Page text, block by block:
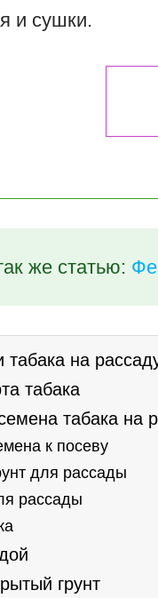
и сушки.
же статью:
табака на
табака
табака на
к посеву
для рассады
рассады
грунт